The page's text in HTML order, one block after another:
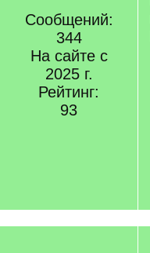
Сообщений:
344
На сайте с
2025 г.
Рейтинг:
93